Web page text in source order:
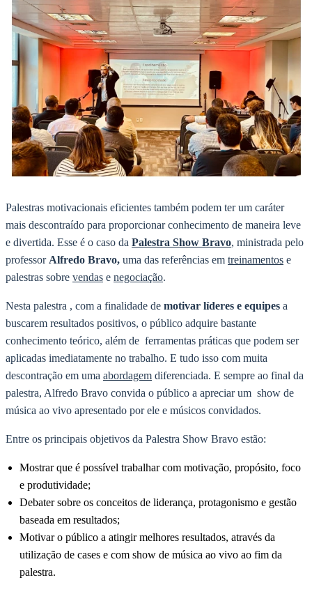
Palestras motivacionais eficientes também podem ter um caráter
mais descontraído para proporcionar conhecimento de maneira leve
e divertida. Esse é o caso da Palestra Show Bravo, ministrada pelo
professor Alfredo Bravo, uma das referências em treinamentos e
palestras sobre vendas e negociação.
Nesta palestra , com a finalidade de motivar líderes e equipes a
buscarem resultados positivos, o público adquire bastante
conhecimento teórico, além de ferramentas práticas que podem ser
aplicadas imediatamente no trabalho. E tudo isso com muita
descontração em uma abordagem diferenciada. E sempre ao final da
palestra, Alfredo Bravo convida o público a apreciar um show de
música ao vivo apresentado por ele e músicos convidados.
Entre os principais objetivos da Palestra Show Bravo estão:
Mostrar que é possível trabalhar com motivação, propósito, foco
e produtividade;
Debater sobre os conceitos de liderança, protagonismo e gestão
baseada em resultados;
Motivar o público a atingir melhores resultados, através da
utilização de cases e com show de música ao vivo ao fim da
palestra.